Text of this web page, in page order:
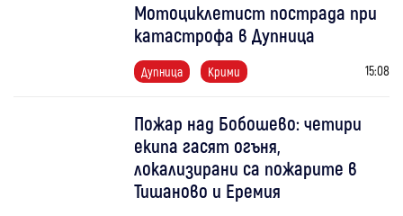
Мотоциклетист пострада при
катастрофа в Дупница
Дупница Крими 15:08
Пожар над Бобошево: четири
екипа гасят огъня,
локализирани са пожарите в
Тишаново и Еремия